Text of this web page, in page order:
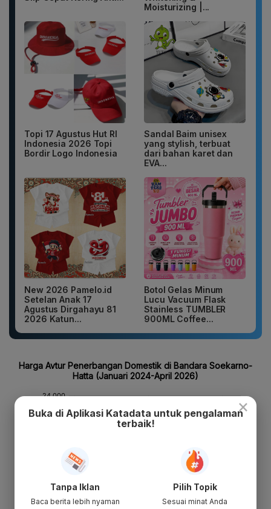
Moisturizing |...
Topi 17 Agustus Hut RI
Indonesia 2026 Topi
Bordir Logo Indonesia
Sandal Baim unisex
yang stylish, terbuat
dari bahan karet dan
EVA...
New 2026 Pamelo.id
Setelan Anak 17
Agustus Dirgahayu 81
2026 Katun...
Botol Gelas Minum
Lucu Vacuum Flask
Stainless TUMBLER
900ML Coffee...
×
Buka di Aplikasi Katadata untuk pengalaman
terbaik!
Tanpa Iklan
Baca berita lebih nyaman
Pilih Topik
Sesuai minat Anda